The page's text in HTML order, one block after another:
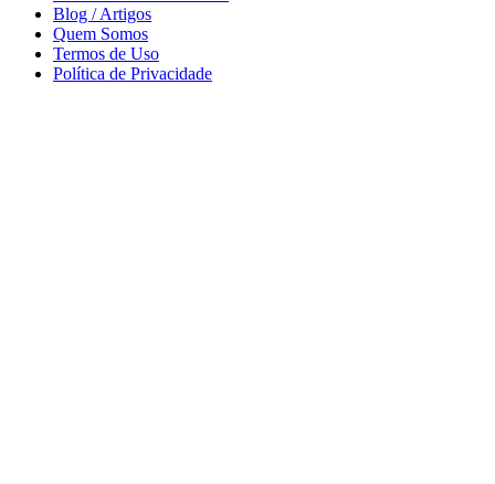
Blog / Artigos
Quem Somos
Termos de Uso
Política de Privacidade